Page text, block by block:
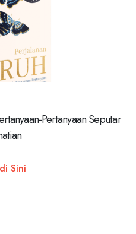
Pertanyaan Seputar
Sini